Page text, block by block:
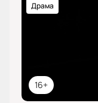
16+
Драма